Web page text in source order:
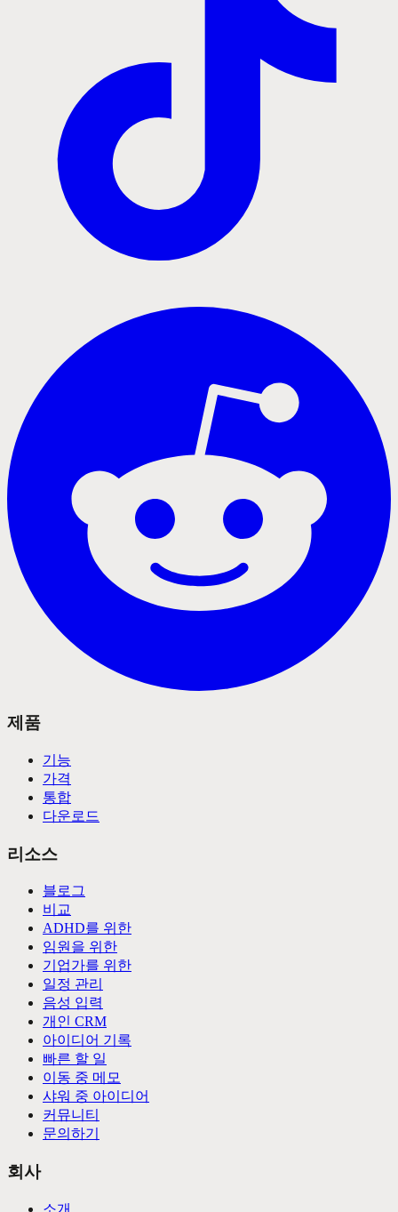
제품
기능
가격
통합
다운로드
리소스
블로그
비교
ADHD를 위한
임원을 위한
기업가를 위한
일정 관리
음성 입력
개인 CRM
아이디어 기록
빠른 할 일
이동 중 메모
샤워 중 아이디어
커뮤니티
문의하기
회사
소개